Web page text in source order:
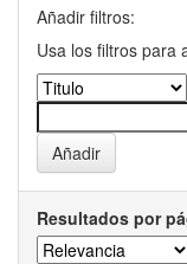
Añadir filtros:
Usa los filtros para
Resultados por